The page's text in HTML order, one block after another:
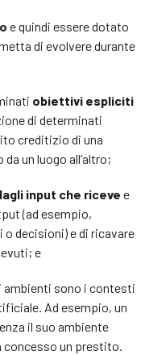
e quindi essere dotato
di evolvere durante
obiettivi espliciti
di determinati
creditizio di una
un luogo all’altro;
input che riceve e
(ad esempio,
decisioni) e di ricavare
e
ambienti sono i contesti
Ad esempio, un
il suo ambiente
concesso un prestito.